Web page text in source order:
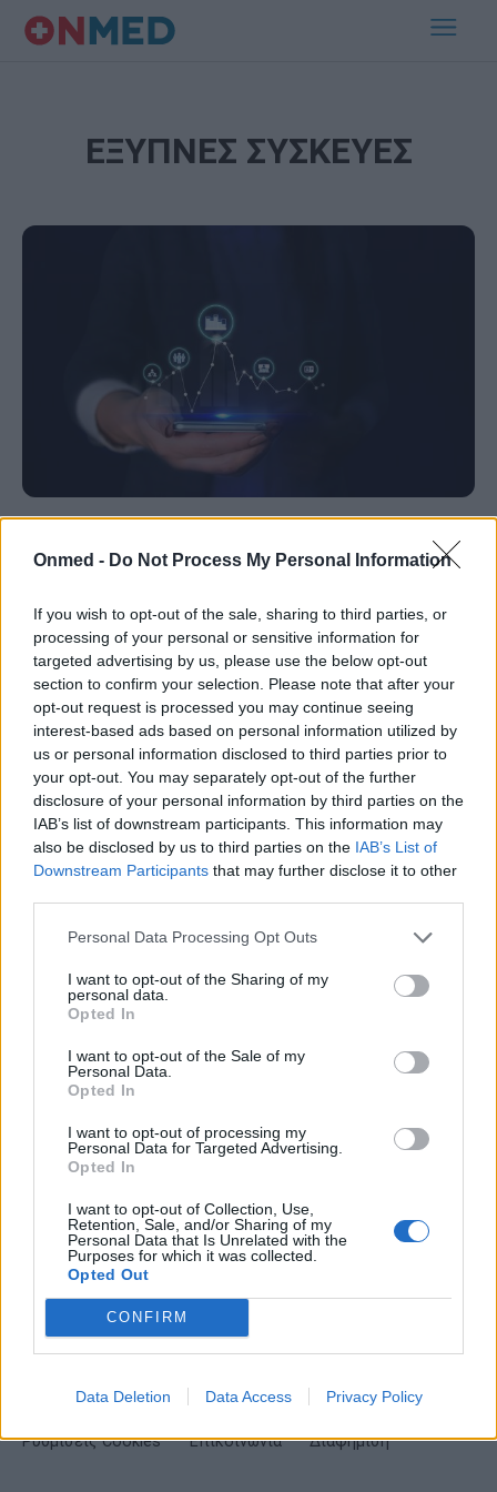
Onmed - Do Not Process My Personal Information
If you wish to opt-out of the sale, sharing to third parties, or
processing of your personal or sensitive information for
targeted advertising by us, please use the below opt-out
section to confirm your selection. Please note that after your
opt-out request is processed you may continue seeing
interest-based ads based on personal information utilized by
us or personal information disclosed to third parties prior to
your opt-out. You may separately opt-out of the further
disclosure of your personal information by third parties on the
IAB’s list of downstream participants. This information may
also be disclosed by us to third parties on the IAB’s List of
Downstream Participants that may further disclose it to other
Personal Data Processing Opt Outs
I want to opt-out of the Sharing of my
personal data.
Opted In
I want to opt-out of the Sale of my
Personal Data.
Opted In
I want to opt-out of processing my
Personal Data for Targeted Advertising.
Opted In
I want to opt-out of Collection, Use,
Retention, Sale, and/or Sharing of my
Personal Data that Is Unrelated with the
Purposes for which it was collected.
Opted Out
CONFIRM
Data Deletion Data Access Privacy Policy
ΕΞΥΠΝΕΣ ΣΥΣΚΕΥΕΣ
αρνητικά τη διάθεση - Δείτε με ποιο
Όσες περισσότερες «έξυπνες» ηλεκτρονικές
συσκευές έχει κανείς στο σπίτι του, τόσο λιγότερο
ικανοποιημένος τείνει να νιώσει με τη νέα τεχνολογία.
Εγγραφή στο Newsletter
Σημαντικά νέα για την υγεία στο mail σας καθημερινά
Έχω διαβάσει, κατανοώ και αποδέχομαι τους
Δηλώνω υπεύθυνα ότι είμαι άνω των 18 ετών ή ότι βρίσκομαι υπό την
εποπτεία γονέα ή κηδεμόνα ή επιτρόπου
Ταυτότητα Όροι χρήσης Δήλωση εχεμύθειας
Ρυθμίσεις Cookies Επικοινωνία Διαφήμιση